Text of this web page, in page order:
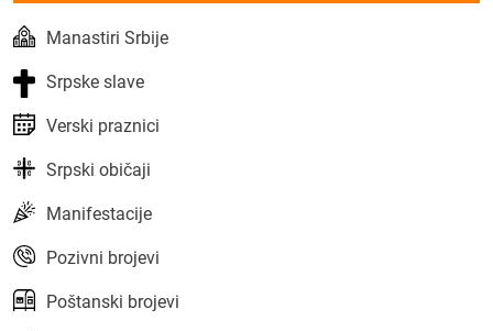
Manastiri Srbije
Srpske slave
Verski praznici
Srpski običaji
Manifestacije
Pozivni brojevi
Poštanski brojevi